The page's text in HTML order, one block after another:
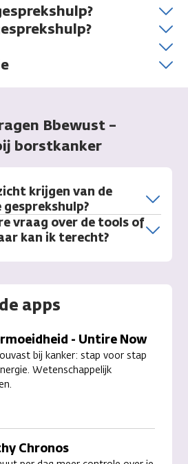
Bbewust –
borstkanker
krijgen van de
vraag over de tools of
kan ik terecht?
apps
- Untire Now
bij kanker: stap voor stap
Wetenschappelijk
Chronos